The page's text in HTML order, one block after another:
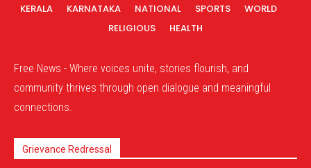
KERALA KARNATAKA NATIONAL SPORTS
WORLD
RELIGIOUS
HEALTH
Free News - Where voices unite, stories flourish, and
community thrives through open dialogue and meaningful
connections.
Grievance Redressal